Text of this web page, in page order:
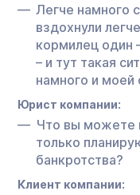
Легче намного
вздохнули
кормилец один
– и тут такая
намного и моей
Юрист компании:
Что вы можете
только
банкротства?
Клиент компании: